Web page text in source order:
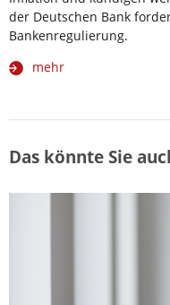
der Deutschen Bank
Bankenregulierung.
mehr
Das könnte Sie